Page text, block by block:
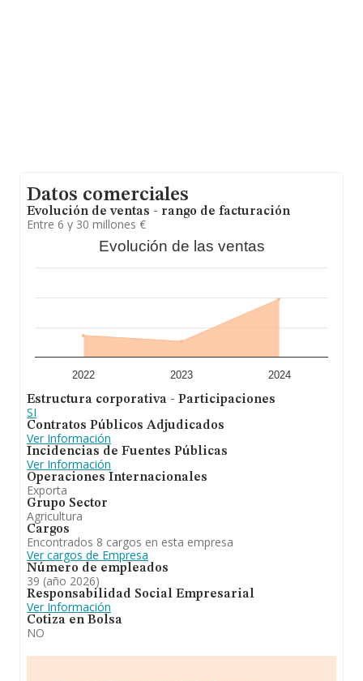
Datos comerciales
Evolución de ventas - rango de facturación
Entre 6 y 30 millones €
Evolución de las ventas
2022 2023 2024
Estructura corporativa - Participaciones
SI
Contratos Públicos Adjudicados
Ver Información
Incidencias de Fuentes Públicas
Ver Información
Operaciones Internacionales
Exporta
Grupo Sector
Agricultura
Cargos
Encontrados 8 cargos en esta empresa
Ver cargos de Empresa
Número de empleados
39 (año 2026)
Responsabilidad Social Empresarial
Ver Información
Cotiza en Bolsa
NO